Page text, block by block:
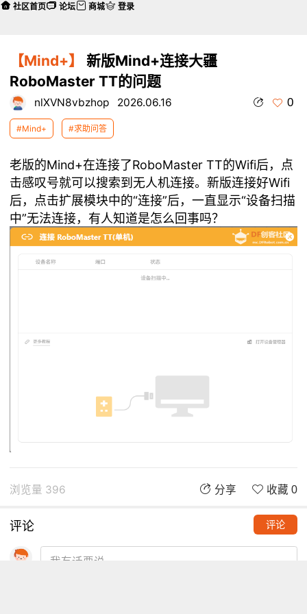
【Mind+】
新版Mind+连接大疆
RoboMaster TT的问题
nlXVN8vbzhop 2026.06.16 0
#Mind+ #求助问答
老版的Mind+在连接了RoboMaster TT的Wifi后，点
击感叹号就可以搜索到无人机连接。新版连接好Wifi
后，点击扩展模块中的“连接”后，一直显示“设备扫描
中”无法连接，有人知道是怎么回事吗？
浏览量 396 分享 收藏 0
评论 评论
社区首页 论坛 商城 登录